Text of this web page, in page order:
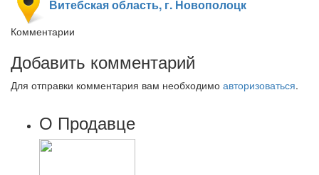
Витебская область, г. Новополоцк
Комментарии
Добавить комментарий
Для отправки комментария вам необходимо авторизоваться.
О Продавце